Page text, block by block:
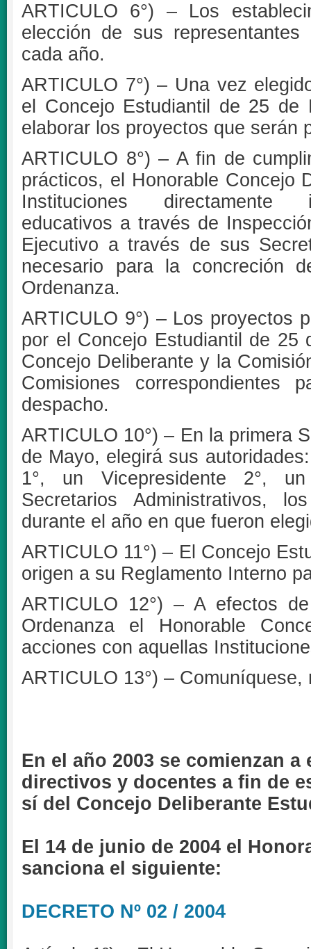
ARTICULO 6°) – Los
elección de sus
cada año.
ARTICULO 7°) – Una vez
el Concejo Estudiantil de 25 de
elaborar los proyectos que serán
ARTICULO 8°) – A fin de
prácticos, el Honorable Concejo
Instituciones directamente
educativos a través de
Ejecutivo a través de sus
necesario para la concreción
Ordenanza.
ARTICULO 9°) – Los proyectos
por el Concejo Estudiantil de 25
Concejo Deliberante y la
Comisiones correspondientes
despacho.
ARTICULO 10°) – En la primera
de Mayo, elegirá sus
1°, un Vicepresidente 2°,
Secretarios Administrativos,
durante el año en que fueron
ARTICULO 11°) – El Concejo
origen a su Reglamento Interno
ARTICULO 12°) – A efectos
Ordenanza el Honorable
acciones con aquellas
ARTICULO 13°) –
En el año 2003 se comienzan
directivos y docentes a fin de
sí del Concejo Deliberante
El 14 de junio de 2004 el
sanciona el siguiente:
DECRETO Nº 02 / 2004